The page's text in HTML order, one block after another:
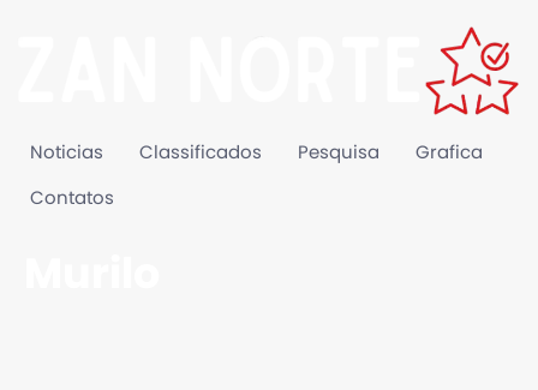
Noticias Classificados Pesquisa Grafica
Contatos